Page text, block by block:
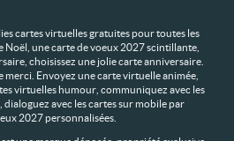
cartes virtuelles gratuites pour toutes les
Noël, une carte de voeux 2027 scintillante,
choisissez une jolie carte anniversaire.
merci. Envoyez une carte virtuelle animée,
virtuelles humour, communiquez avec les
avec les cartes sur mobile par
2027 personnalisées.